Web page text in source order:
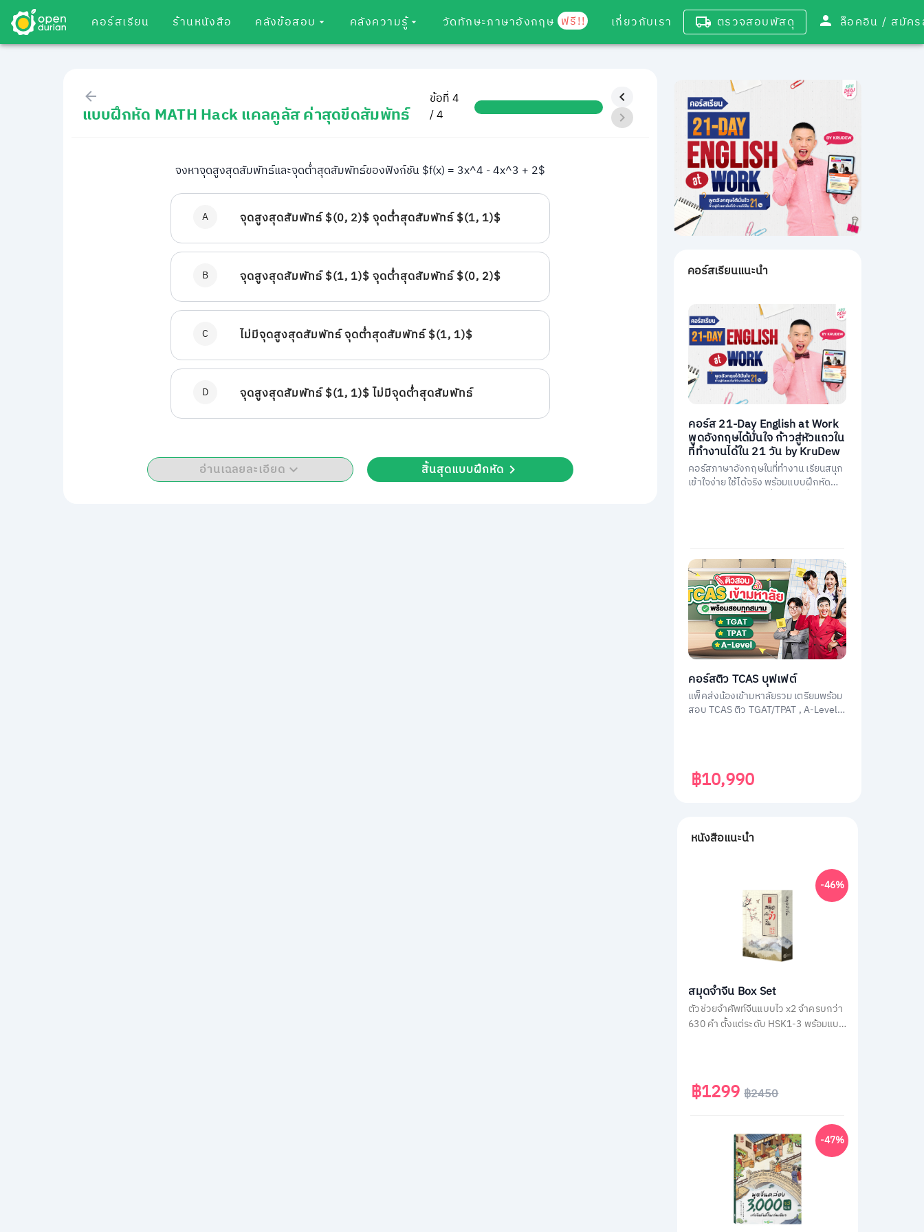
คอร์สเรียน ร้านหนังสือ คลังข้อสอบ คลังความรู้ วัดทักษะภาษาอังกฤษ ฟรี!! เกี่ยวกับเรา ตรวจสอบพัสดุ ล็อคอิน /
แบบฝึกหัด MATH Hack แคลคูลัส ค่าสุดขีดสัมพัทธ์
ข้อที่ 4
/ 4
จงหาจุดสูงสุดสัมพัทธ์และจุดต่ำสุดสัมพัทธ์ของฟังก์ชัน $f(x) = 3x^4 - 4x^3 + 2$
A จุดสูงสุดสัมพัทธ์ $(0, 2)$ จุดต่ำสุดสัมพัทธ์ $(1, 1)$
B จุดสูงสุดสัมพัทธ์ $(1, 1)$ จุดต่ำสุดสัมพัทธ์ $(0, 2)$
C ไม่มีจุดสูงสุดสัมพัทธ์ จุดต่ำสุดสัมพัทธ์ $(1, 1)$
D จุดสูงสุดสัมพัทธ์ $(1, 1)$ ไม่มีจุดต่ำสุดสัมพัทธ์
อ่านเฉลยละเอียด สิ้นสุดแบบฝึกหัด
คอร์สเรียนแนะนำ
คอร์ส 21-Day English at Work
พูดอังกฤษได้มั่นใจ ก้าวสู่หัวแถวใน
ที่ทำงานได้ใน 21 วัน by KruDew
คอร์สภาษาอังกฤษในที่ทำงาน เรียนสนุก
เข้าใจง่าย ใช้ได้จริง พร้อมแบบฝึกหัดนำ
คอร์สติว TCAS บุฟเฟต์
แพ็คส่งน้องเข้ามหาลัยรวม เตรียมพร้อม
สอบ TCAS ติว TGAT/TPAT , A-Level
฿10,990
หนังสือแนะนำ
สมุดจำจีน Box Set
ตัวช่วยจำศัพท์จีนแบบไว x2 จำครบกว่า
630 คำ ตั้งแต่ระดับ HSK1-3 พร้อมแบบ
-46%
฿1299฿2450
-47%